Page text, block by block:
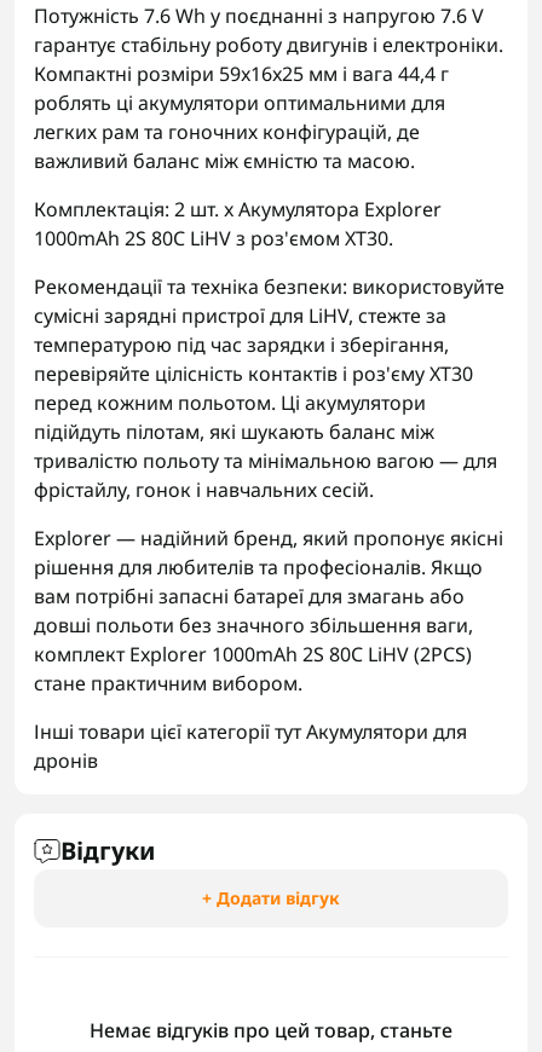
Потужність 7.6 Wh у поєднанні з напругою 7.6 V
гарантує стабільну роботу двигунів і електроніки.
Компактні розміри 59x16x25 мм і вага 44,4 г
роблять ці акумулятори оптимальними для
легких рам та гоночних конфігурацій, де
важливий баланс між ємністю та масою.
Комплектація: 2 шт. x Акумулятора Explorer
1000mAh 2S 80C LiHV з роз'ємом XT30.
Рекомендації та техніка безпеки: використовуйте
сумісні зарядні пристрої для LiHV, стежте за
температурою під час зарядки і зберігання,
перевіряйте цілісність контактів і роз'єму XT30
перед кожним польотом. Ці акумулятори
підійдуть пілотам, які шукають баланс між
тривалістю польоту та мінімальною вагою — для
фрістайлу, гонок і навчальних сесій.
Explorer — надійний бренд, який пропонує якісні
рішення для любителів та професіоналів. Якщо
вам потрібні запасні батареї для змагань або
довші польоти без значного збільшення ваги,
комплект Explorer 1000mAh 2S 80C LiHV (2PCS)
стане практичним вибором.
Інші товари цієї категорії тутАкумулятори для
дронів
Відгуки
+ Додати відгук
Немає відгуків про цей товар, станьте